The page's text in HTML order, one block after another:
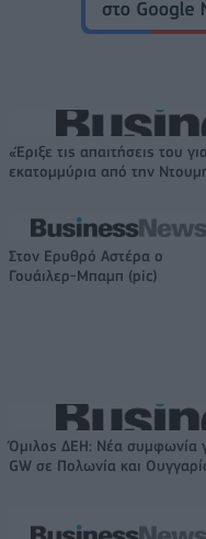
«Έριξε τις απαιτήσεις του
εκατομμύρια από την
Στον Ερυθρό Αστέρα ο
Γουάιλερ-Μπαμπ (pic)
Όμιλος ΔΕΗ: Νέα συμφωνία
GW σε Πολωνία και